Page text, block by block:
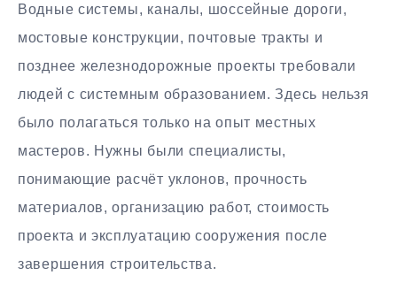
Водные системы, каналы, шоссейные дороги,
мостовые конструкции, почтовые тракты и
позднее железнодорожные проекты требовали
людей с системным образованием. Здесь нельзя
было полагаться только на опыт местных
мастеров. Нужны были специалисты,
понимающие расчёт уклонов, прочность
материалов, организацию работ, стоимость
проекта и эксплуатацию сооружения после
завершения строительства.